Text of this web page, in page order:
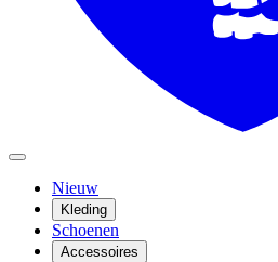
Nieuw
Kleding
Schoenen
Accessoires